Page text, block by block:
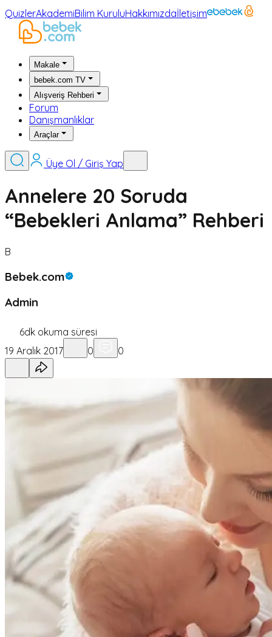
QuizlerAkademiBilim KuruluHakkımızdaİletişim
Makale
bebek.com TV
Alışveriş Rehberi
Forum
Danışmanlıklar
Araçlar
Üye Ol / Giriş Yap
Annelere 20 Soruda
“Bebekleri Anlama” Rehberi
B
Bebek.com
Admin
6dk okuma süresi
19 Aralık 2017
0 0